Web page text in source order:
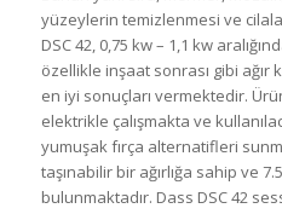
yüzeylerin temizlenmesi ve
DSC 42, 0,75 kw – 1,1 kw
özellikle inşaat sonrası gibi
en iyi sonuçları vermektedir.
elektrikle çalışmakta ve
yumuşak fırça alternatifleri
taşınabilir bir ağırlığa sahip ve
bulunmaktadır. Dass DSC 42